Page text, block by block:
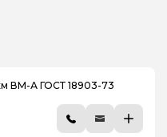
ВМ-А ГОСТ 18903-73